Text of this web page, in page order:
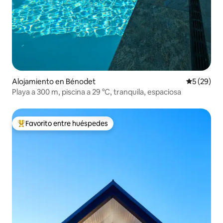
Alojamiento en Bénodet
5 (29)
Playa a 300 m, piscina a 29 °C, tranquila, espaciosa
Favorito entre huéspedes preferido
Favorito entre huéspedes